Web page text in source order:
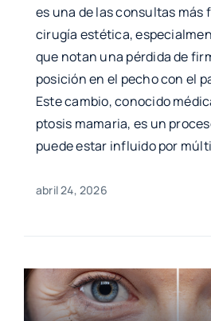
es una de las consultas más
cirugía estética,
que notan una pérdida de
posición en el pecho con el
Este cambio, conocido
ptosis mamaria, es un
puede estar influido por
abril 24, 2026